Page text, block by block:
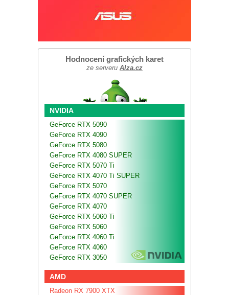
Hodnocení grafických karet
ze serveru Alza.cz
NVIDIA
GeForce RTX 5090
GeForce RTX 4090
GeForce RTX 5080
GeForce RTX 4080 SUPER
GeForce RTX 5070 Ti
GeForce RTX 4070 Ti SUPER
GeForce RTX 5070
GeForce RTX 4070 SUPER
GeForce RTX 4070
GeForce RTX 5060 Ti
GeForce RTX 5060
GeForce RTX 4060 Ti
GeForce RTX 4060
GeForce RTX 3050
AMD
Radeon RX 7900 XTX